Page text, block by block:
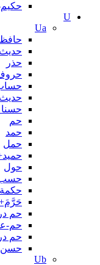
U
Ua
حافظ
حدیث
حذر
حسنا
حم
حمد
حمل
حول
حكمة
حم در
حم-
حم در
حسن
Ub